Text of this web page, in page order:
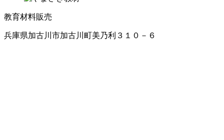
教育材料販売
兵庫県加古川市加古川町美乃利３１０－６